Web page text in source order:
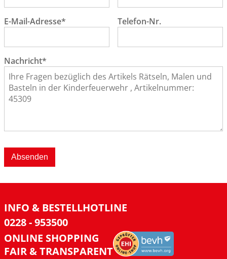
E-Mail-Adresse* Telefon-Nr.
Nachricht*
Absenden
INFO & BESTELLHOTLINE
0228 - 953500
ONLINE SHOPPING
FAIR & TRANSPARENT